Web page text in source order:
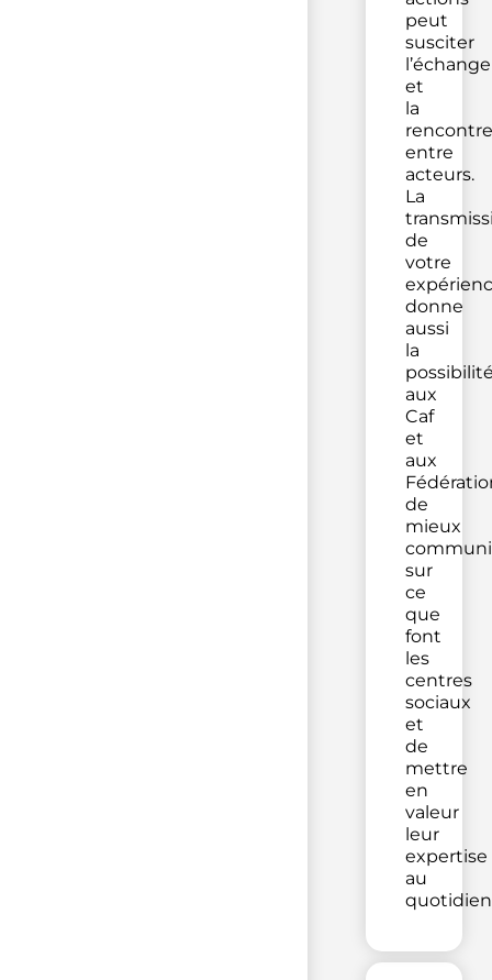
peut
susciter
l’échange
et
la
rencontre
entre
acteurs.
La
de
votre
donne
aussi
la
aux
Caf
et
aux
de
mieux
sur
ce
que
font
les
centres
sociaux
et
de
mettre
en
valeur
leur
expertise
au